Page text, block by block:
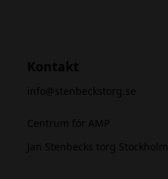
Kontakt
info@stenbeckstorg.se
Centrum för AMP
Jan Stenbecks torg Stockholm